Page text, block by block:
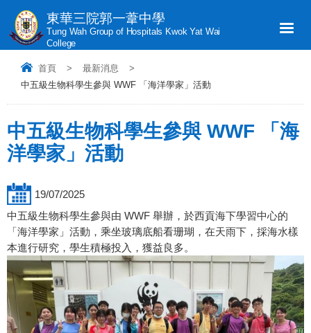
東華三院郭一葦中學
Tung Wah Group of Hospitals Kwok Yat Wai
College
首頁 > 最新消息
>
中五級生物科學生參與 WWF 「海洋學家」活動
中五級生物科學生參與 WWF 「海
洋學家」活動
19/07/2025
中五級生物科學生參與由 WWF 舉辦，於西貢海下學習中心的
「海洋學家」活動，乘坐玻璃底船看珊瑚，在天雨下，採海水樣
本進行研究，學生積極投入，獲益良多。